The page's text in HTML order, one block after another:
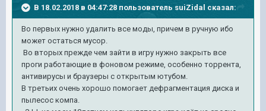
В 18.02.2018 в 04:47:28 пользователь suiZidal сказал:
Во первых нужно удалить все моды, причем в ручную ибо
может остаться мусор.
Во вторых прежде чем зайти в игру нужно закрыть все
проги работающие в фоновом режиме, особенно торрента,
антивирусы и браузеры с открытым ютубом.
В третьих очень хорошо помогает дефрагментация диска и
пылесос компа.